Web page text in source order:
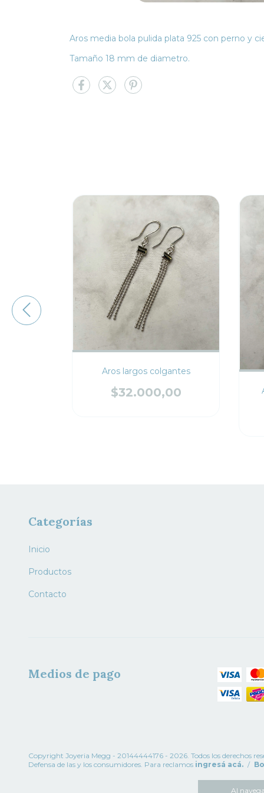
Al
Aros media bola pulida plata 925 con perno y
Tamaño 18 mm de diametro.
Aros largos colgantes
$32.000,00
Categorías
Inicio
Productos
Contacto
Medios de pago
Copyright Joyeria Megg - 20144444176 - 2026. Todos los derechos
Defensa de las y los consumidores. Para reclamos ingresá acá. /